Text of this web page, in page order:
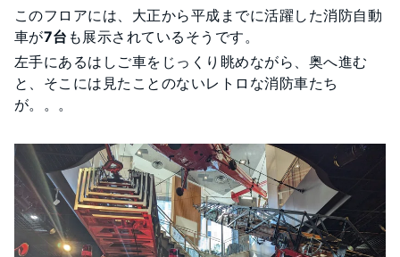
このフロアには、大正から平成までに活躍した消防自動
車が7台 も展示されているそうです。
左手にあるはしご車をじっくり眺めながら、奥へ進む
と、そこには見たことのないレトロな消防車たち
が。。。